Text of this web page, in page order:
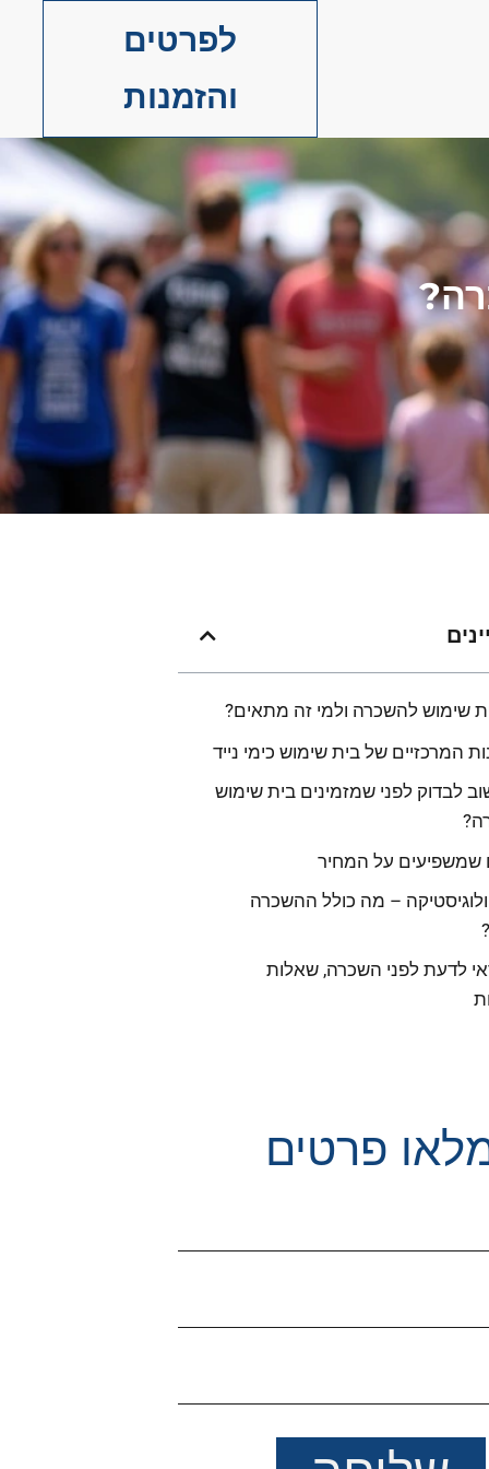
לפרטים
והזמנות
שימוש להשכרה ולמי זה מתאים?
המרכזיים של בית שימוש כימי נייד
לבדוק לפני שמזמינים בית שימוש
שמשפיעים על המחיר
– מה כולל ההשכרה
לדעת לפני השכרה, שאלות
פרטים